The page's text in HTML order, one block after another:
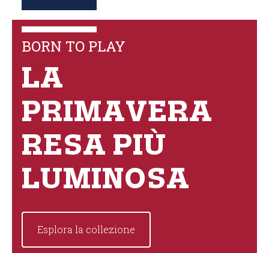
BORN TO PLAY
LA
PRIMAVERA
RESA PIÙ
LUMINOSA
Esplora la collezione